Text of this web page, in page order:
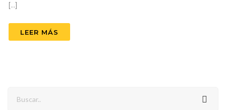
[…]
LEER MÁS